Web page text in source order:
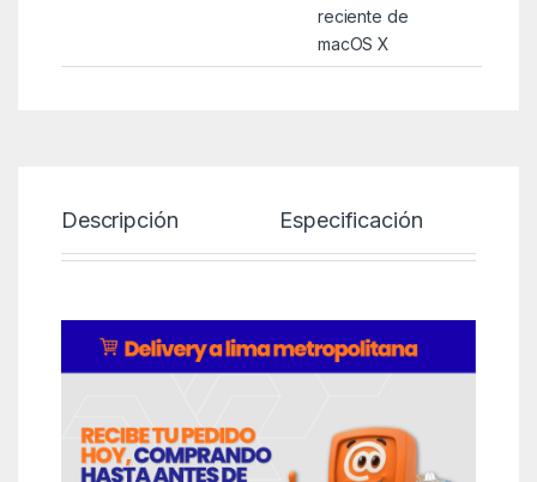
reciente de
macOS X
Descripción Especificación